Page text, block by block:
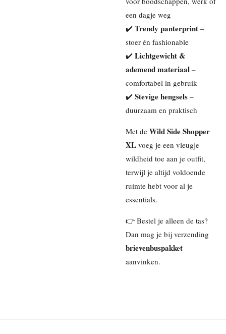
een dagje weg
✔️ Trendy panterprint –
stoer én fashionable
✔️ Lichtgewicht &
ademend materiaal –
comfortabel in gebruik
✔️ Stevige hengsels –
duurzaam en praktisch
Met de Wild Side Shopper
XL voeg je een vleugje
wildheid toe aan je outfit,
terwijl je altijd voldoende
ruimte hebt voor al je
essentials.
👉 Bestel je alleen de tas?
Dan mag je bij verzending
brievenbuspakket
aanvinken.